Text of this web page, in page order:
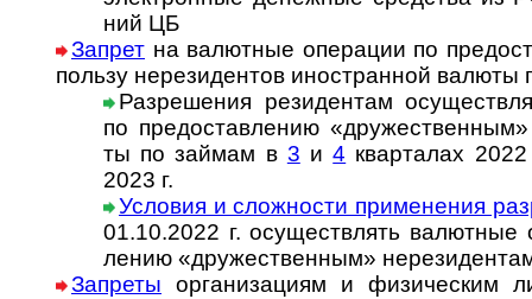
ний ЦБ
Запрет на валютные операции по
пользу не­ре­зи­ден­тов ино­стран­ной ва­люты
Разрешения ре­зи­ден­там
по пред­остав­ле­нию
ты по займам в 3 и4 кварталах
2023 г.
Условия и сложности при­ме­не­ния
01.10.2022 г. осу­щест­в­лять
ле­нию «дру­жест­вен­ным»
Запреты организациям и физическим